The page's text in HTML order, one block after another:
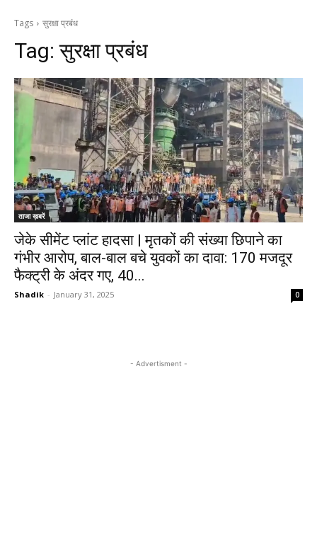
Tags सुरक्षा प्रबंध
Tag:सुरक्षा प्रबंध
ताजा ख़बरें
जेके सीमेंट प्लांट हादसा | मृतकों की संख्या छिपाने का
गंभीर आरोप, बाल-बाल बचे युवकों का दावा: 170 मजदूर
फैक्ट्री के अंदर गए, 40...
Shadik - January 31, 2025 0
- Advertisment -